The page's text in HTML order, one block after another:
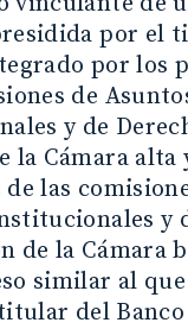
por el
por los
de
y de
la Cámara alta
las
y
de la Cámara
similar al
del